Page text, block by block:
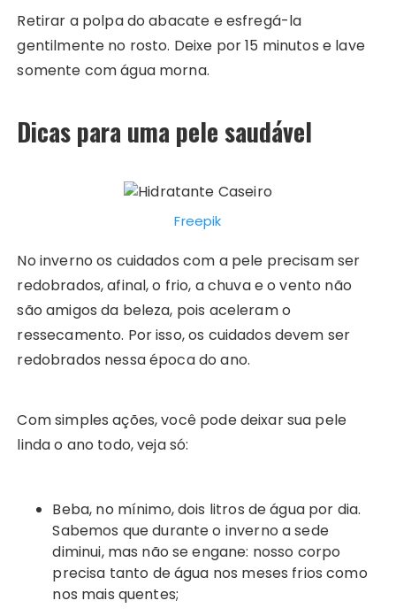
Retirar a polpa do abacate e esfregá-la
gentilmente no rosto. Deixe por 15 minutos e lave
somente com água morna.
Dicas para uma pele saudável
Freepik
No inverno os cuidados com a pele precisam ser
redobrados, afinal, o frio, a chuva e o vento não
são amigos da beleza, pois aceleram o
ressecamento. Por isso, os cuidados devem ser
redobrados nessa época do ano.
Com simples ações, você pode deixar sua pele
linda o ano todo, veja só:
Beba, no mínimo, dois litros de água por dia.
Sabemos que durante o inverno a sede
diminui, mas não se engane: nosso corpo
precisa tanto de água nos meses frios como
nos mais quentes;